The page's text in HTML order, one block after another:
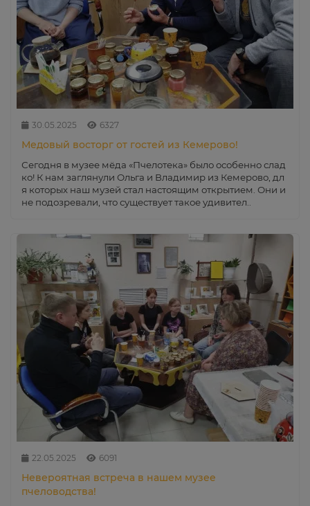
30.05.2025 6327
Медовый восторг от гостей из Кемерово!
Сегодня в музее мёда «Пчелотека» было особенно слад
ко! К нам заглянули Ольга и Владимир из Кемерово, дл
я которых наш музей стал настоящим открытием. Они и
не подозревали, что существует такое удивител..
22.05.2025 6091
Невероятная встреча в нашем музее
пчеловодства!